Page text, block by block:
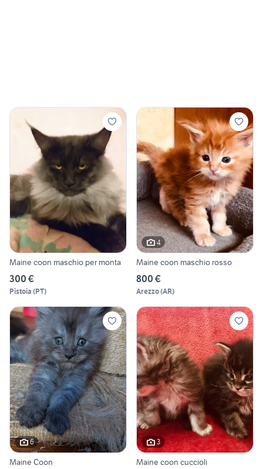
Maine coon maschio per monta
300 €
Pistoia (PT)
4
Maine coon maschio rosso
800 €
Arezzo(AR)
6
Maine Coon
3
Maine coon cuccioli